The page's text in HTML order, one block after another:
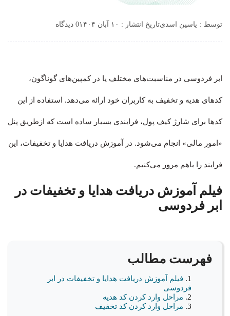
توسط : یاسین اسدیتاریخ انتشار : ۱۰ آبان ۱۴۰۴ 0 دیدگاه
ابر فردوسی در مناسبت‌های مختلف یا در کمپین‌های گوناگون،
کدهای هدیه و تخفیف به کاربران خود ارائه می‌دهد. استفاده از این
کدها برای شارژ کیف پول، فرایندی بسیار ساده است که ازطریق پنل
«امور مالی» انجام می‌شود. در آموزش دریافت هدایا و تخفیفات، این
فرایند را باهم مرور می‌کنیم.
فیلم آموزش دریافت هدایا و تخفیفات در
ابر فردوسی
فهرست مطالب
فیلم آموزش دریافت هدایا و تخفیفات در ابر
فردوسی
مراحل وارد کردن کد هدیه
مراحل وارد کردن کد تخفیف